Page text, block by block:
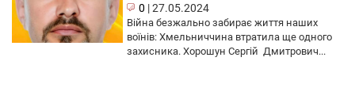
0 |27.05.2024
Війна безжально забирає життя наших
воїнів: Хмельниччина втратила ще одного
захисника. Хорошун Сергій Дмитрович...